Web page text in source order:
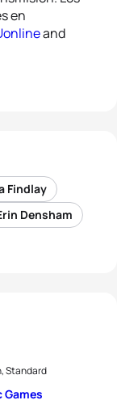
en
and
Findlay
Densham
Standard
Games